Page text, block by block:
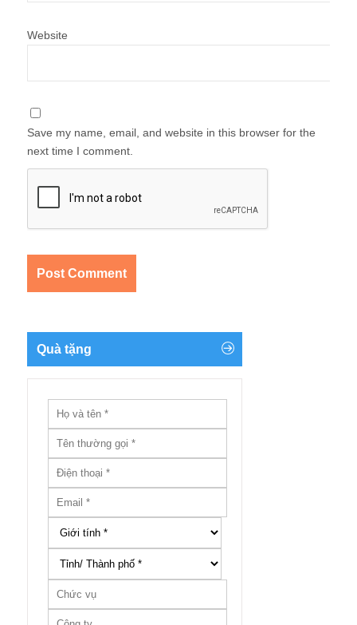
Website
Save my name, email, and website in this browser for the
next time I comment.
Quà tặng